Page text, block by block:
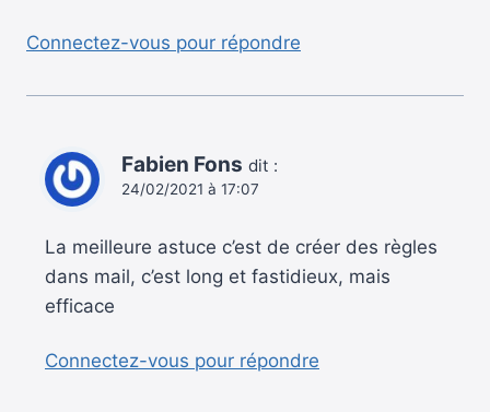
Connectez-vous pour répondre
Fabien Fons dit :
24/02/2021 à 17:07
La meilleure astuce c’est de créer des règles
dans mail, c’est long et fastidieux, mais
efficace
Connectez-vous pour répondre